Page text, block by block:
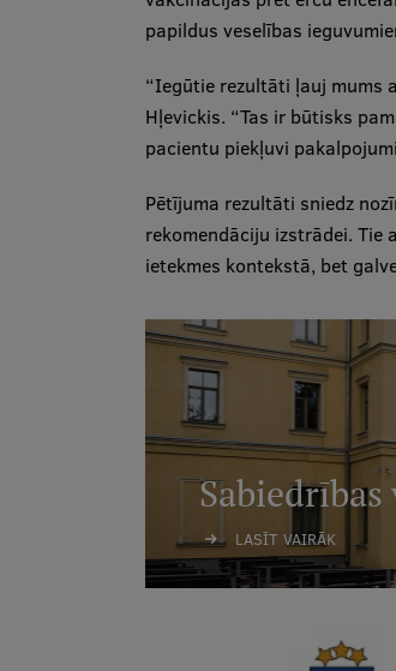
papildus veselības
“Iegūtie rezultāti ļauj mums
Hļevickis. “Tas ir būtisks
pacientu piekļuvi
Pētījuma rezultāti sniedz
rekomendāciju izstrādei. Tie
ietekmes kontekstā, bet
LASĪT VAIRĀK